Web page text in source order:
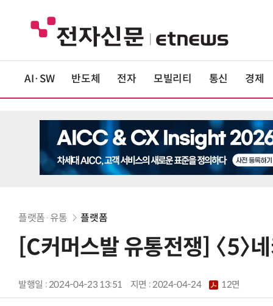
AI·SW 반도체 전자 모빌리티 통신 경제
플랫폼·유통 플랫폼
[C커머스발 유통전쟁] 〈5〉
발행일 : 2024-04-23 13:51 지면 :2024-04-24 12면